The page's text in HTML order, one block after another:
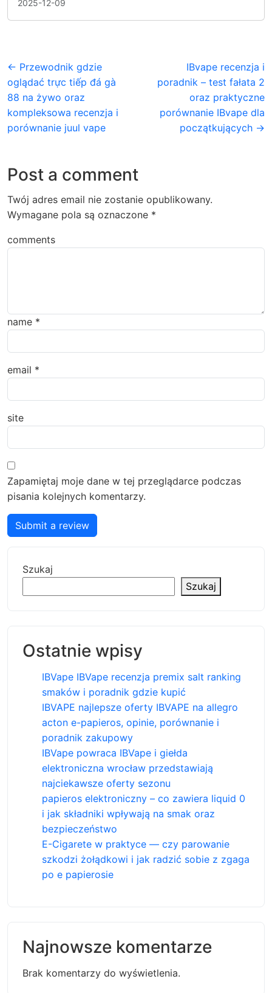
2025-12-09
← Przewodnik gdzie
oglądać trực tiếp đá gà
88 na żywo oraz
kompleksowa recenzja i
porównanie juul vape
IBvape recenzja i
poradnik – test fałata 2
oraz praktyczne
porównanie IBvape dla
początkujących →
Post a comment
Twój adres email nie zostanie opublikowany.
Wymagane pola są oznaczone *
comments
name *
email *
site
Zapamiętaj moje dane w tej przeglądarce podczas
pisania kolejnych komentarzy.
Submit a review
Szukaj
Szukaj
Ostatnie wpisy
IBVape IBVape recenzja premix salt ranking
smaków i poradnik gdzie kupić
IBVAPE najlepsze oferty IBVAPE na allegro
acton e-papieros, opinie, porównanie i
poradnik zakupowy
IBVape powraca IBVape i giełda
elektroniczna wrocław przedstawiają
najciekawsze oferty sezonu
papieros elektroniczny – co zawiera liquid 0
i jak składniki wpływają na smak oraz
bezpieczeństwo
E-Cigarete w praktyce — czy parowanie
szkodzi żołądkowi i jak radzić sobie z zgaga
po e papierosie
Najnowsze komentarze
Brak komentarzy do wyświetlenia.